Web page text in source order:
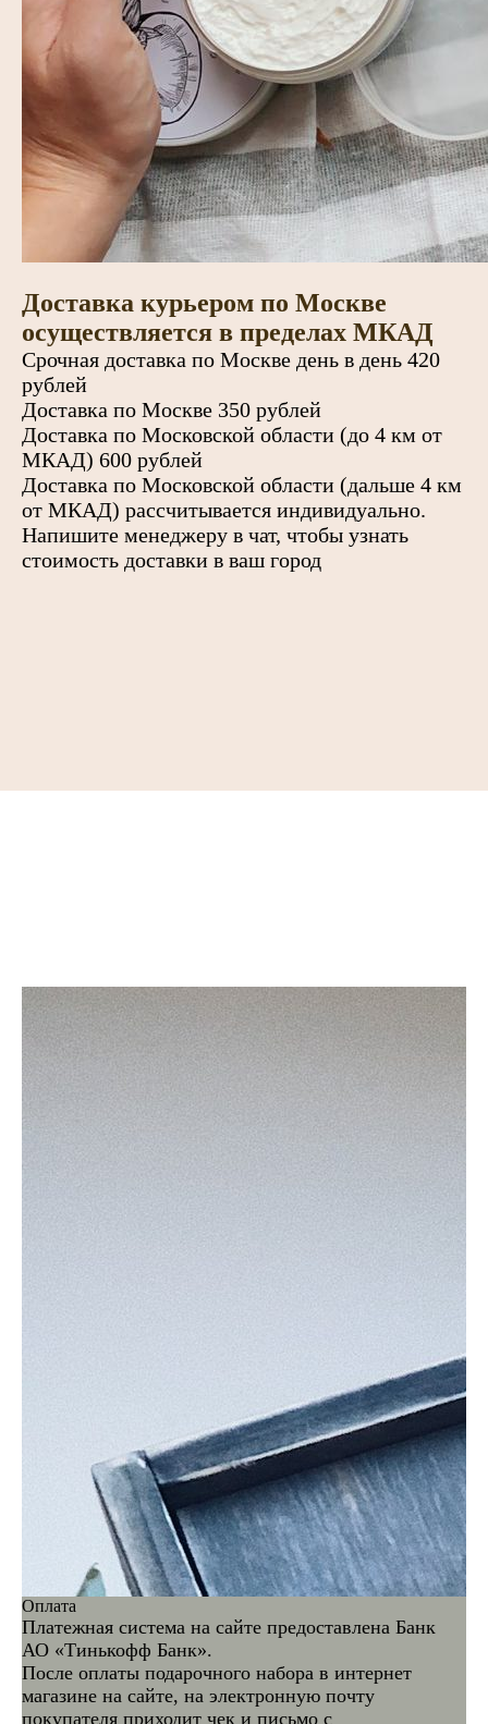
Доставка курьером по Москве
осуществляется в пределах МКАД
Срочная доставка по Москве день в день 420
рублей
Доставка по Москве 350 рублей
Доставка по Московской области (до 4 км от
МКАД) 600 рублей
Доставка по Московской области (дальше 4 км
от МКАД) рассчитывается индивидуально.
Напишите менеджеру в чат, чтобы узнать
стоимость доставки в ваш город
Оплата
Платежная система на сайте предоставлена Банк
АО «Тинькофф Банк».
После оплаты подарочного набора в интернет
магазине на сайте, на электронную почту
покупателя приходит чек и письмо с